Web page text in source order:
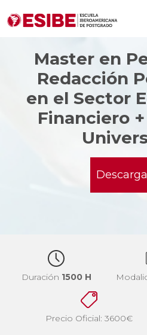
Master en
Redacción
en el Sector
Financiero
Duración 1500 H
Precio Oficial: 3600€